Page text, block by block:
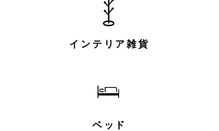
インテリア雑貨
ベッド